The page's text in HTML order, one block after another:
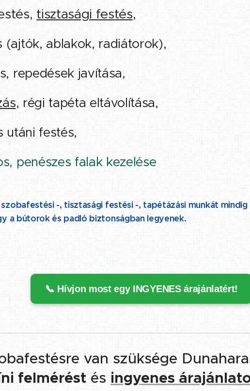
tisztasági festés,
(ajtók, ablakok, radiátorok),
repedések javítása,
, régi tapéta eltávolítása,
utáni festés,
penészes falak kezelése
szobafestési -, tisztasági festési -, tapétázási munkát mindig
a bútorok és padló biztonságban legyenek.
📞 Hívjon most egy INGYENES árajánlatért!
van szüksége
felmérést és ingyenes